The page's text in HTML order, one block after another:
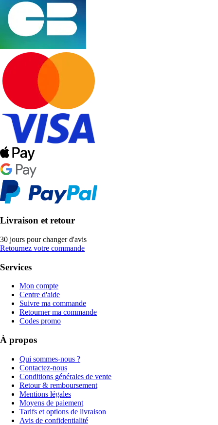
Livraison et retour
30 jours pour changer d'avis
Retournez votre commande
Services
Mon compte
Centre d'aide
Suivre ma commande
Retourner ma commande
Codes promo
À propos
Qui sommes-nous ?
Contactez-nous
Conditions générales de vente
Retour & remboursement
Mentions légales
Moyens de paiement
Tarifs et options de livraison
Avis de confidentialité